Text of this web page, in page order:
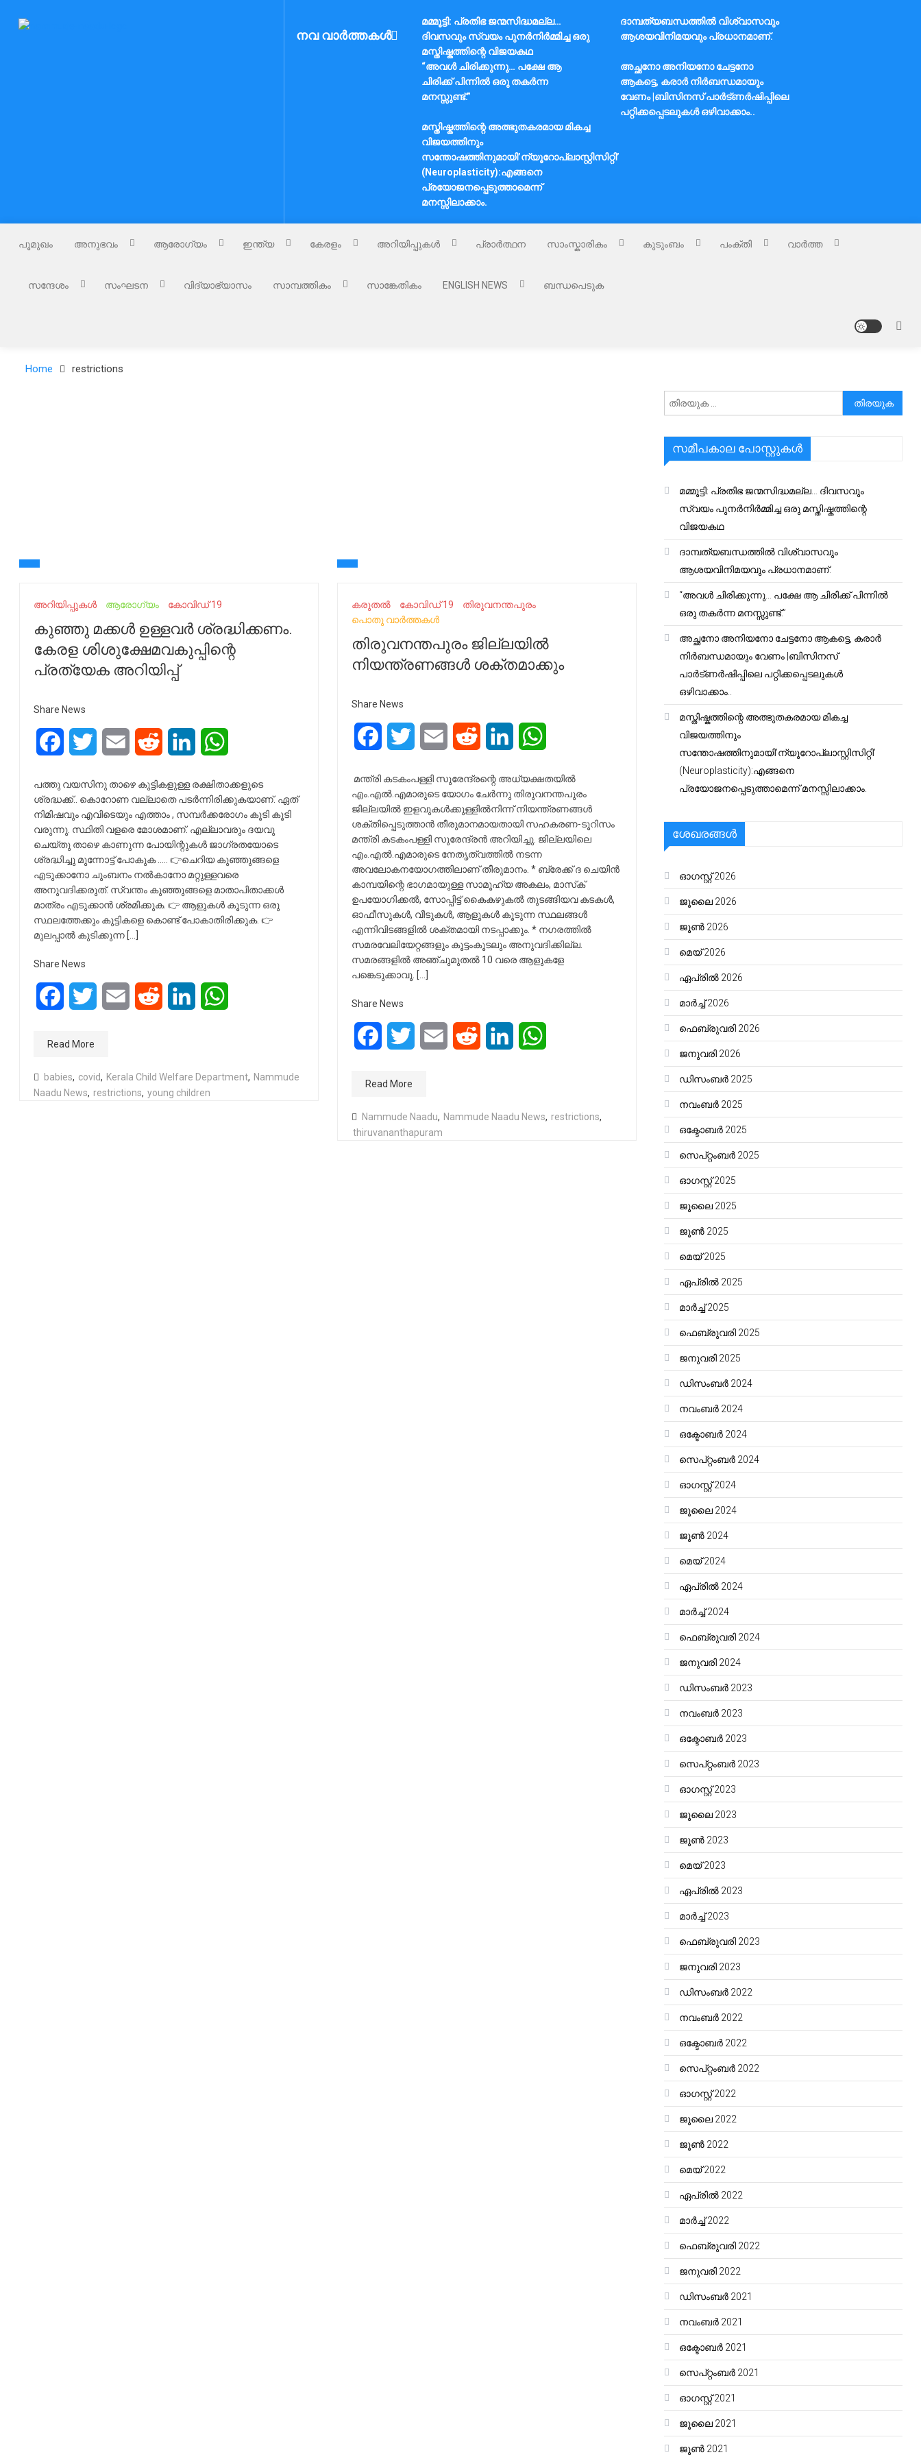
Nammude Naadu നവ വാർത്തകൾ
മമ്മൂട്ടി: പ്രതിഭ ജന്മസിദ്ധമല്ല…
ദിവസവും സ്വയം പുനർനിർമ്മിച്ച ഒരു
മസ്തിഷ്കത്തിന്റെ വിജയകഥ
ദാമ്പത്യബന്ധത്തിൽ വിശ്വാസവും
ആശയവിനിമയവും പ്രധാനമാണ്.
“അവൾ ചിരിക്കുന്നു… പക്ഷേ ആ
ചിരിക്ക് പിന്നിൽ ഒരു തകർന്ന
മനസ്സുണ്ട്.”
അച്ഛനോ അനിയനോ ചേട്ടനോ
ആകട്ടെ, കരാർ നിർബന്ധമായും
വേണം |ബിസിനസ് പാർട്ണർഷിപ്പിലെ
പറ്റിക്കപ്പെടലുകൾ ഒഴിവാക്കാം..
മസ്തിഷ്കത്തിന്റെ അത്ഭുതകരമായ മികച്ച
വിജയത്തിനും
സന്തോഷത്തിനുമായി’ന്യൂറോപ്ലാസ്റ്റിസിറ്റി’
(Neuroplasticity):എങ്ങനെ
പ്രയോജനപ്പെടുത്താമെന്ന്
മനസ്സിലാക്കാം.
പൂമുഖം അനുഭവം ആരോഗ്യം ഇന്ത്യ കേരളം അറിയിപ്പുകൾ പ്രാർത്ഥന സാംസ്കാരികം കുടുംബം പംക്തി വാർത്ത
സന്ദേശം സംഘടന വിദ്യാഭ്യാസം സാമ്പത്തികം സാങ്കേതികം ENGLISH NEWS ബന്ധപെടുക
Home restrictions
അറിയിപ്പുകൾ ആരോഗ്യം കോവിഡ് 19
കുഞ്ഞു മക്കൾ ഉള്ളവർ ശ്രദ്ധിക്കണം.
കേരള ശിശുക്ഷേമവകുപ്പിന്റെ
പ്രത്യേക അറിയിപ്പ്
Share News
FacebookTwitter Email Reddit LinkedIn
പത്തു വയസിനു താഴെ കുട്ടികളുള്ള രക്ഷിതാക്കളുടെ
ശ്രദ്ധക്ക്.. കൊറോണ വല്ലാതെ പടർന്നിരിക്കുകയാണ്. ഏത്
നിമിഷവും എവിടെയും എത്താം , സമ്പർക്കരോഗം കൂടി കൂടി
വരുന്നു. സ്ഥിതി വളരെ മോശമാണ്. എല്ലാവരും ദയവു
ചെയ്തു താഴെ കാണുന്ന പോയിന്റുകൾ ജാഗ്രതയോടെ
ശ്രദ്ധിച്ചു മുന്നോട്ട് പോകുക ….. 👉ചെറിയ കുഞ്ഞുങ്ങളെ
എടുക്കാനോ ചുംബനം നൽകാനോ മറ്റുള്ളവരെ
അനുവദിക്കരുത്. സ്വന്തം കുഞ്ഞുങ്ങളെ മാതാപിതാക്കൾ
മാത്രം എടുക്കാൻ ശ്രമിക്കുക. 👉 ആളുകൾ കൂടുന്ന ഒരു
സ്ഥലത്തേക്കും കുട്ടികളെ കൊണ്ട് പോകാതിരിക്കുക. 👉
മുലപ്പാൽ കുടിക്കുന്ന […]
Share News
FacebookTwitter Email Reddit LinkedIn
Read More
babies, covid, Kerala Child Welfare Department, Nammude
Naadu News, restrictions, young children
കരുതൽ കോവിഡ് 19
തിരുവനന്തപുരം
പൊതു വാർത്തകൾ
തിരുവനന്തപുരം ജില്ലയിൽ
നിയന്ത്രണങ്ങൾ ശക്തമാക്കും
Share News
FacebookTwitter Email Reddit LinkedIn
മന്ത്രി കടകംപള്ളി സുരേന്ദ്രന്റെ അധ്യക്ഷതയിൽ
എം.എൽ.എമാരുടെ യോഗം ചേർന്നു തിരുവനന്തപുരം
ജില്ലയിൽ ഇളവുകൾക്കുള്ളിൽനിന്ന് നിയന്ത്രണങ്ങൾ
ശക്തിപ്പെടുത്താൻ തീരുമാനമായതായി സഹകരണ-ടൂറിസം
മന്ത്രി കടകംപള്ളി സുരേന്ദ്രൻ അറിയിച്ചു. ജില്ലയിലെ
എം.എൽ.എമാരുടെ നേതൃത്വത്തിൽ നടന്ന
അവലോകനയോഗത്തിലാണ് തീരുമാനം. * ബ്രേക്ക് ദ ചെയിൻ
കാമ്പയിന്റെ ഭാഗമായുള്ള സാമൂഹ്യ അകലം, മാസ്‌ക്
ഉപയോഗിക്കൽ, സോപ്പിട്ട് കൈകഴുകൽ തുടങ്ങിയവ കടകൾ,
ഓഫീസുകൾ, വീടുകൾ, ആളുകൾ കൂടുന്ന സ്ഥലങ്ങൾ
എന്നിവിടങ്ങളിൽ ശക്തമായി നടപ്പാക്കും. * നഗരത്തിൽ
സമരവേലിയേറ്റങ്ങളും കൂട്ടംകൂടലും അനുവദിക്കില്ല.
സമരങ്ങളിൽ അഞ്ചുമുതൽ 10 വരെ ആളുകളേ
പങ്കെടുക്കാവൂ. […]
Share News
FacebookTwitter Email Reddit LinkedIn
Read More
Nammude Naadu, Nammude Naadu News, restrictions,
thiruvananthapuram
അനേഷിക്കുക
സമീപകാല പോസ്റ്റുകൾ
മമ്മൂട്ടി: പ്രതിഭ ജന്മസിദ്ധമല്ല… ദിവസവും
സ്വയം പുനർനിർമ്മിച്ച ഒരു മസ്തിഷ്കത്തിന്റെ
വിജയകഥ
ദാമ്പത്യബന്ധത്തിൽ വിശ്വാസവും
ആശയവിനിമയവും പ്രധാനമാണ്.
“അവൾ ചിരിക്കുന്നു… പക്ഷേ ആ ചിരിക്ക് പിന്നിൽ
ഒരു തകർന്ന മനസ്സുണ്ട്.”
അച്ഛനോ അനിയനോ ചേട്ടനോ ആകട്ടെ, കരാർ
നിർബന്ധമായും വേണം |ബിസിനസ്
പാർട്ണർഷിപ്പിലെ പറ്റിക്കപ്പെടലുകൾ
ഒഴിവാക്കാം..
മസ്തിഷ്കത്തിന്റെ അത്ഭുതകരമായ മികച്ച
വിജയത്തിനും
സന്തോഷത്തിനുമായി’ന്യൂറോപ്ലാസ്റ്റിസിറ്റി’
(Neuroplasticity):എങ്ങനെ
പ്രയോജനപ്പെടുത്താമെന്ന് മനസ്സിലാക്കാം.
ശേഖരങ്ങൾ
ഓഗസ്റ്റ്‌ 2026
ജൂലൈ 2026
ജൂൺ 2026
മെയ്‌ 2026
ഏപ്രിൽ 2026
മാർച്ച്‌ 2026
ഫെബ്രുവരി 2026
ജനുവരി 2026
ഡിസംബർ 2025
നവംബർ 2025
ഒക്ടോബർ 2025
സെപ്റ്റംബർ 2025
ഓഗസ്റ്റ്‌ 2025
ജൂലൈ 2025
ജൂൺ 2025
മെയ്‌ 2025
ഏപ്രിൽ 2025
മാർച്ച്‌ 2025
ഫെബ്രുവരി 2025
ജനുവരി 2025
ഡിസംബർ 2024
നവംബർ 2024
ഒക്ടോബർ 2024
സെപ്റ്റംബർ 2024
ഓഗസ്റ്റ്‌ 2024
ജൂലൈ 2024
ജൂൺ 2024
മെയ്‌ 2024
ഏപ്രിൽ 2024
മാർച്ച്‌ 2024
ഫെബ്രുവരി 2024
ജനുവരി 2024
ഡിസംബർ 2023
നവംബർ 2023
ഒക്ടോബർ 2023
സെപ്റ്റംബർ 2023
ഓഗസ്റ്റ്‌ 2023
ജൂലൈ 2023
ജൂൺ 2023
മെയ്‌ 2023
ഏപ്രിൽ 2023
മാർച്ച്‌ 2023
ഫെബ്രുവരി 2023
ജനുവരി 2023
ഡിസംബർ 2022
നവംബർ 2022
ഒക്ടോബർ 2022
സെപ്റ്റംബർ 2022
ഓഗസ്റ്റ്‌ 2022
ജൂലൈ 2022
ജൂൺ 2022
മെയ്‌ 2022
ഏപ്രിൽ 2022
മാർച്ച്‌ 2022
ഫെബ്രുവരി 2022
ജനുവരി 2022
ഡിസംബർ 2021
നവംബർ 2021
ഒക്ടോബർ 2021
സെപ്റ്റംബർ 2021
ഓഗസ്റ്റ്‌ 2021
ജൂലൈ 2021
ജൂൺ 2021